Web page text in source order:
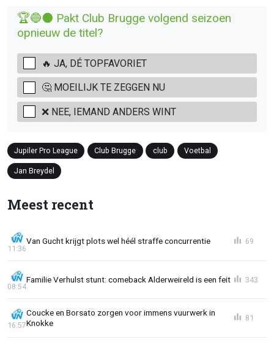
🏆🔵⚫ Pakt Club Brugge volgend seizoen
opnieuw de titel?
🔥 JA, DÉ TOPFAVORIET
🤔 MOEILIJK TE ZEGGEN NU
❌ NEE, IEMAND ANDERS WINT
Jupiler Pro League Club Brugge club Voetbal
Jan Breydel
Meest recent
Van Gucht krijgt plots wel héél straffe concurrentie
11:36
69
Familie Verhulst stunt: comeback Alderweireld is een feit
08:54
343
Coucke en Borsato zorgen voor immens vuurwerk in
Knokke
16:57
81